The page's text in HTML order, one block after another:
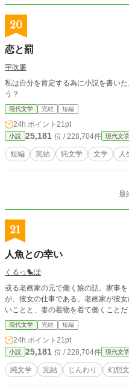
20
恋と罰
宇吹廉
私は自分を肯定する為に小説を書い
う？
現代文学 完結 短編
24h.ポイント 21pt
小説 25,181 位 / 228,704件 現代文学
短編 完結 純文学 文学 人
最
21
人魚との幸い
くるっ🐤ぽ
或る老画家の元で働く娘の話。家事
が、彼女の仕事である。老画家が彼
いことと、妻の着物を着て働くことだ
現代文学 完結 短編
24h.ポイント 21pt
小説 25,181 位 / 228,704件 現代文学
純文学 完結 じんわり 幻想